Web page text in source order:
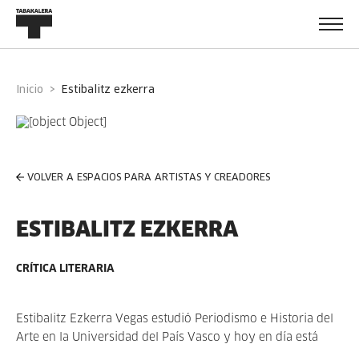
Inicio estibalitz ezkerra
VOLVER A ESPACIOS PARA ARTISTAS Y CREADORES
ESTIBALITZ EZKERRA
CRÍTICA LITERARIA
Estibalitz Ezkerra Vegas estudió Periodismo e Historia del
Arte en la Universidad del País Vasco y hoy en día está